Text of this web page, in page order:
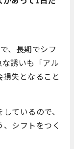
、長期でシフ
誘いも「アル
失となること
ているので、
シフトをつく